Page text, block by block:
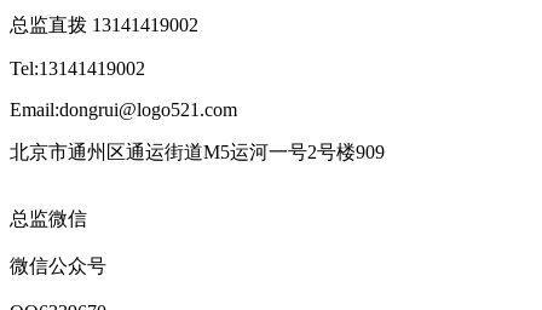
总监直拨 13141419002
Tel:13141419002
Email:dongrui@logo521.com
北京市通州区通运街道M5运河一号2号楼909
总监微信
微信公众号